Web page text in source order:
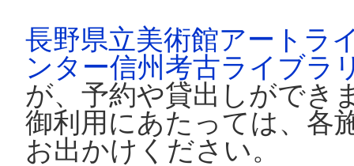
長野県立美術館アートラ
ンター信州考古ライブラ
が、予約や貸出しができ
御利用にあたっては、各
お出かけください。